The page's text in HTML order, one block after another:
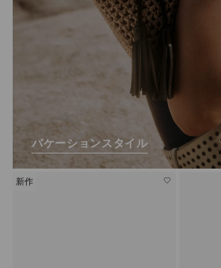
バケーションスタイル
新作